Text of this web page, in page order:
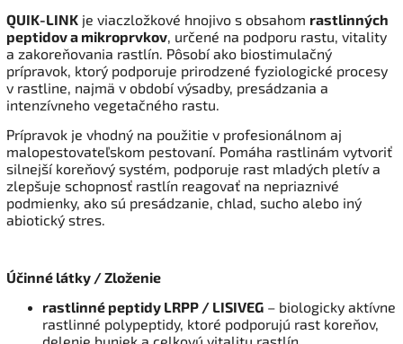
QUIK-LINK je viaczložkové hnojivo s obsahom rastlinných
peptidov a mikroprvkov, určené na podporu rastu, vitality
a zakoreňovania rastlín. Pôsobí ako biostimulačný
prípravok, ktorý podporuje prirodzené fyziologické procesy
v rastline, najmä v období výsadby, presádzania a
intenzívneho vegetačného rastu.
Prípravok je vhodný na použitie v profesionálnom aj
malopestovateľskom pestovaní. Pomáha rastlinám vytvoriť
silnejší koreňový systém, podporuje rast mladých pletív a
zlepšuje schopnosť rastlín reagovať na nepriaznivé
podmienky, ako sú presádzanie, chlad, sucho alebo iný
abiotický stres.
Účinné látky / Zloženie
rastlinné peptidy LRPP / LISIVEG – biologicky aktívne
rastlinné polypeptidy, ktoré podporujú rast koreňov,